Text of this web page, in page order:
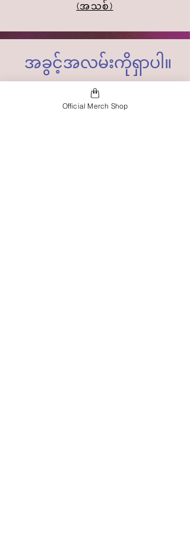
(အသစ်)
အခွင့်အလမ်းကိုရှာပါ။
သင်သည် LHS
Official Merch Shop